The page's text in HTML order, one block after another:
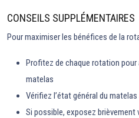
CONSEILS SUPPLÉMENTAIRES
Pour maximiser les bénéfices de la
Profitez de chaque rotation
matelas
Vérifiez l’état général du
Si possible, exposez